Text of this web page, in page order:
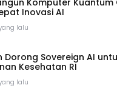
lalu
Inovasi AI
lalu
Dorong Sovereign AI
Kesehatan RI